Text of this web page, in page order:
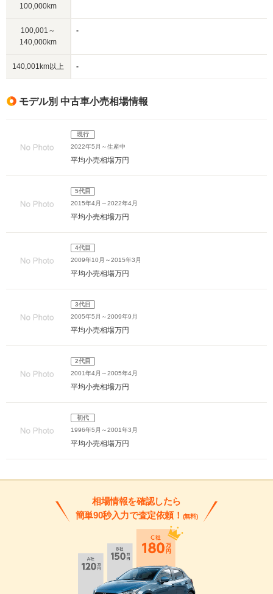
100,000km
100,001～
140,000km
-
140,001km以上 -
モデル別 中古車小売相場情報
現行
2022年5月～生産中
平均小売相場万円
5代目
2015年4月～2022年4月
平均小売相場万円
4代目
2009年10月～2015年3月
平均小売相場万円
3代目
2005年5月～2009年9月
平均小売相場万円
2代目
2001年4月～2005年4月
平均小売相場万円
初代
1996年5月～2001年3月
平均小売相場万円
相場情報を確認したら
簡単90秒入力で査定依頼！ (無料)